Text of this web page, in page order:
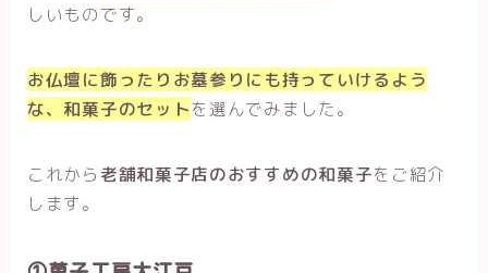
しいものです。
お仏壇に飾ったりお墓参りにも持っていけるよう
な、和菓子のセットを選んでみました。
これから老舗和菓子店のおすすめの和菓子をご紹介
します。